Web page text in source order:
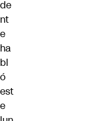
de
nt
e
ha
bl
ó
est
e